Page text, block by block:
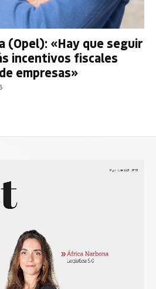
(Opel): «Hay que seguir
incentivos fiscales
empresas»